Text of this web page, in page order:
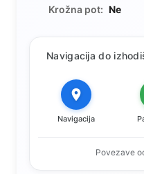
Krožna pot: Ne
Navigacija do
Navigacija
Povezave